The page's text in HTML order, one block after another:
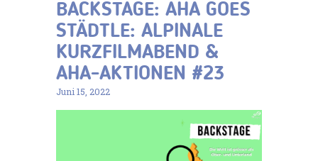
BACKSTAGE: AHA GOES
STÄDTLE: ALPINALE
KURZFILMABEND &
AHA-AKTIONEN #23
Juni 15, 2022